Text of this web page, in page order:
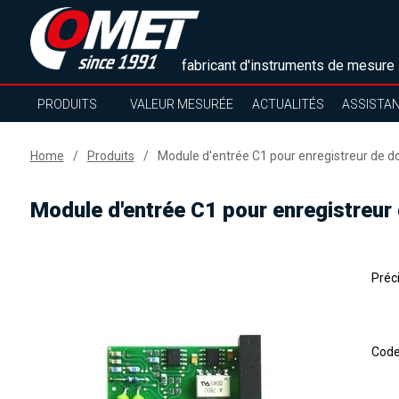
fabricant d'instruments de mesure
PRODUITS VALEUR MESURÉE ACTUALITÉS
Home Produits Module d'entrée C1 pour enregistreur de
Module d'entrée C1 pour